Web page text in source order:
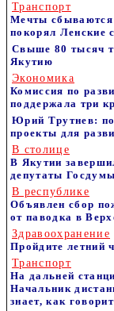
Транспорт
Мечты
покорял Ленские
Свыше 80 тысяч
Якутию
Экономика
Комиссия по
поддержала три
Юрий Трутнев:
проекты для
В столице
В Якутии
депутаты Госдумы
В республике
Объявлен сбор
от паводка в
Здравоохранение
Пройдите летний
Транспорт
На дальней
Начальник
знает, как